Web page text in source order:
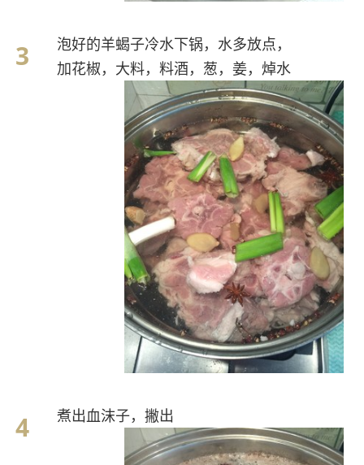
泡好的羊蝎子冷水下锅，水多放点，
加花椒，大料，料酒，葱，姜，焯水
煮出血沫子，撇出